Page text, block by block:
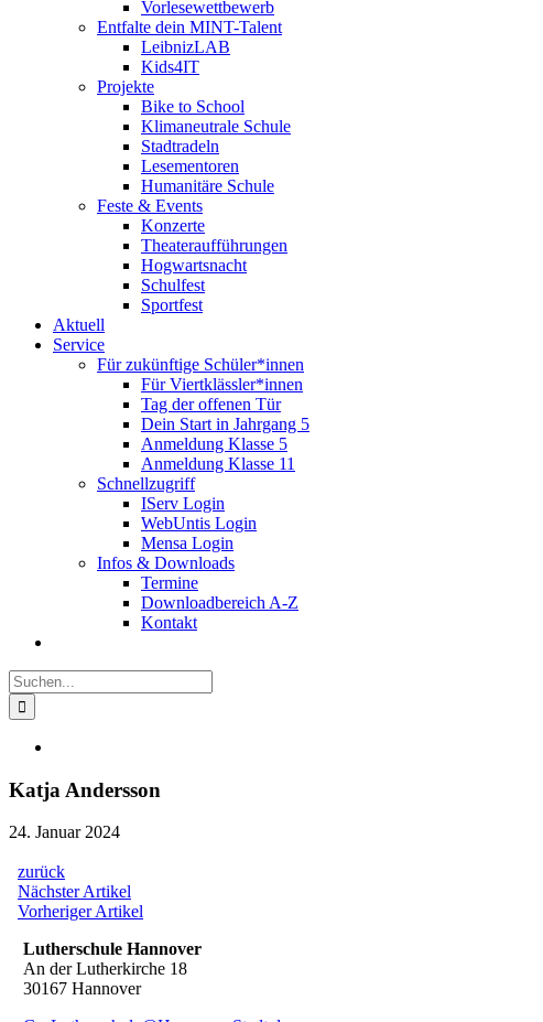
Vorlesewettbewerb
Entfalte dein MINT-Talent
LeibnizLAB
Kids4IT
Projekte
Bike to School
Klimaneutrale Schule
Stadtradeln
Lesementoren
Humanitäre Schule
Feste & Events
Konzerte
Theateraufführungen
Hogwartsnacht
Schulfest
Sportfest
Aktuell
Service
Für zukünftige Schüler*innen
Für Viertklässler*innen
Tag der offenen Tür
Dein Start in Jahrgang 5
Anmeldung Klasse 5
Anmeldung Klasse 11
Schnellzugriff
IServ Login
WebUntis Login
Mensa Login
Infos & Downloads
Termine
Downloadbereich A-Z
Kontakt
Suche
nach:
Bild
Katja Andersson
24. Januar 2024
zurück
Beitragsnavigation
Nächster Artikel
Artikel:
Vorheriger Artikel
Lutherschule Hannover
An der Lutherkirche 18
30167 Hannover